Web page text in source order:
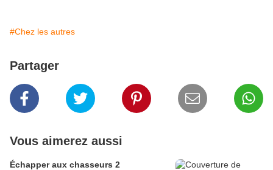
#Chez les autres
Partager
Vous aimerez aussi
Échapper aux chasseurs 2